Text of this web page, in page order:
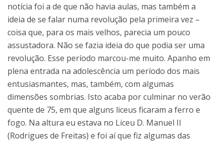
notícia foi a de que não havia aulas, mas também a
ideia de se falar numa revolução pela primeira vez –
coisa que, para os mais velhos, parecia um pouco
assustadora. Não se fazia ideia do que podia ser uma
revolução. Esse período marcou-me muito. Apanho em
plena entrada na adolescência um período dos mais
entusiasmantes, mas, também, com algumas
dimensões sombrias. Isto acaba por culminar no verão
quente de 75, em que alguns liceus ficaram a ferro e
fogo. Na altura eu estava no Liceu D. Manuel II
(Rodrigues de Freitas) e foi aí que fiz algumas das